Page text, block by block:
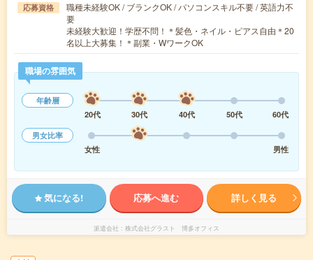
応募資格
職種未経験OK / ブランクOK / パソコンスキル不要 / 英語力不
要
未経験大歓迎！学歴不問！＊髪色・ネイル・ピアス自由＊20
名以上大募集！＊副業・WワークOK
職場の雰囲気
年齢層
20代
30代 40代 50代
60代
男女比率
女性
男性
気になる! 応募へ進む 詳しく見る
派遣会社 株式会社グラスト 博多オフィス